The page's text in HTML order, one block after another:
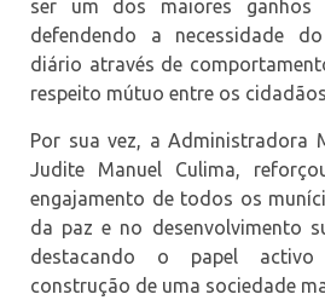
ser um dos maiores ganhos
defendendo a necessidade
diário através de
respeito mútuo entre os
Por sua vez, a Administradora
Judite Manuel Culima,
engajamento de todos os
da paz e no desenvolvimento
destacando o papel
construção de uma sociedade